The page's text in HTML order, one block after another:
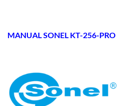
MANUAL SONEL KT-256-PRO